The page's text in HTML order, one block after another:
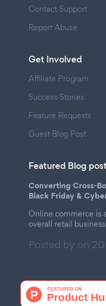
Contact Support
Report Abuse
Get Involved
Affiliate Program
Success Stories
Feature Requests
Guest Blog Post
Featured Blog post
Converting Cross-
Black Friday &
Online commerce is
overall retail
Posted by on